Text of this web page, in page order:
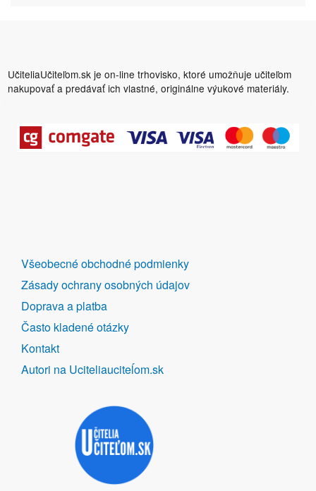
UčiteliaUčiteľom.sk je on-line trhovisko, ktoré umožňuje učiteľom
nakupovať a predávať ich vlastné, originálne výukové materiály.
DALŠÍ
ODKAZY
Všeobecné obchodné podmienky
Zásady ochrany osobných údajov
Doprava a platba
Často kladené otázky
Kontakt
Autori na Uciteliauciteĺom.sk